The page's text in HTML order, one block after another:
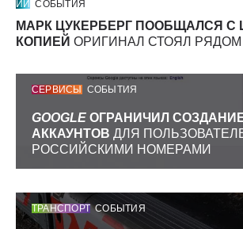
ИИ СОБЫТИЯ
МАРК ЦУКЕРБЕРГ ПООБЩАЛСЯ С
КОПИЕЙ ОРИГИНАЛ СТОЯЛ РЯДОМ
СЕРВИСЫ СОБЫТИЯ
GOOGLE ОГРАНИЧИЛ
АККАУНТОВ ДЛЯ
РОССИЙСКИМИ НОМЕРАМИ
ТРАНСПОРТ СОБЫТИЯ